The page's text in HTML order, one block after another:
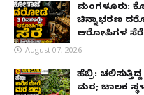
ಮಂಗಳೂರು:
ಚಿನ್ನಾಭರಣ
ಆರೋಪಿಗಳ
August 07, 2026
ಹೆಬ್ರಿ:
ಮರ; ಚಾಲಕ